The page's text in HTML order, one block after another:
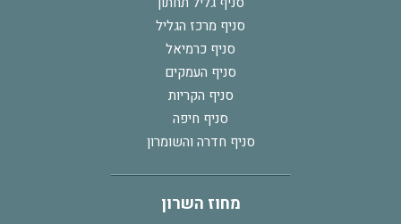
סניף מרכז הגליל
סניף כרמיאל
סניף העמקים
סניף הקריות
סניף חיפה
סניף חדרה והשומרון
מחוז השרון